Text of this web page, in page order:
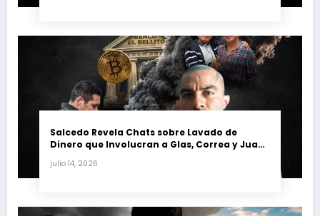
Salcedo Revela Chats sobre Lavado de
Dinero que Involucran a Glas, Correa y Juan
julio 14, 2026